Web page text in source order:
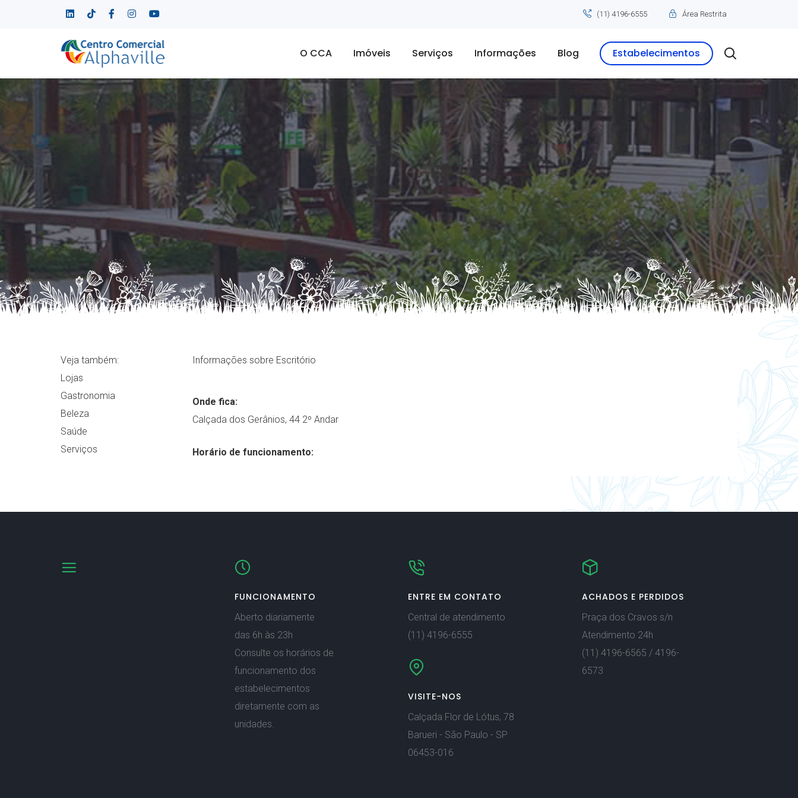
(11) 4196-6555 Área Restrita
O CCA Imóveis Serviços Informações Blog Estabelecimentos
Veja também:
Lojas
Gastronomia
Beleza
Saúde
Serviços
Informações sobre Escritório
Onde fica:
Calçada dos Gerânios, 44 2º Andar
Horário de funcionamento:
FUNCIONAMENTO
Aberto diariamente
das 6h às 23h
Consulte os horários de
funcionamento dos
estabelecimentos
diretamente com as
unidades.
ENTRE EM CONTATO
Central de atendimento
(11) 4196-6555
VISITE-NOS
Calçada Flor de Lótus, 78
Barueri - São Paulo - SP
06453-016
ACHADOS E PERDIDOS
Praça dos Cravos s/n
Atendimento 24h
(11) 4196-6565 / 4196-
6573